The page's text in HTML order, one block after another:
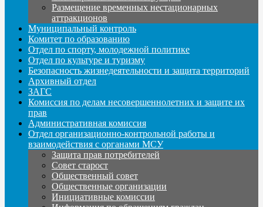
Размещение временных нестационарных
аттракционов
Муниципальный контроль
Комитет по образованию
Отдел по спорту, молодежной политике
Отдел по культуре и туризму
Безопасность жизнедеятельности и защита территорий
Архивный отдел
ЗАГС
Комиссия по делам несовершеннолетних и защите их
прав
Административная комиссия
Отдел организационно-контрольной работы и
взаимодействия с органами МСУ
Защита прав потребителей
Совет старост
Общественный совет
Общественные организации
Инициативные комиссии